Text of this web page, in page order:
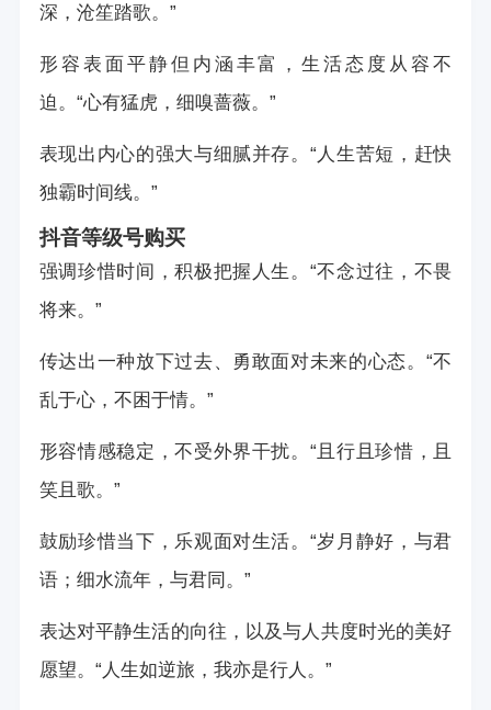
深，沧笙踏歌。”
形容表面平静但内涵丰富，生活态度从容不
迫。“心有猛虎，细嗅蔷薇。”
表现出内心的强大与细腻并存。“人生苦短，赶快
独霸时间线。”
抖音等级号购买
强调珍惜时间，积极把握人生。“不念过往，不畏
将来。”
传达出一种放下过去、勇敢面对未来的心态。“不
乱于心，不困于情。”
形容情感稳定，不受外界干扰。“且行且珍惜，且
笑且歌。”
鼓励珍惜当下，乐观面对生活。“岁月静好，与君
语；细水流年，与君同。”
表达对平静生活的向往，以及与人共度时光的美好
愿望。“人生如逆旅，我亦是行人。”